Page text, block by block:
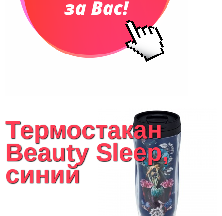
Сумки для покупок промо
Несессеры и косметички
Сумки дорожные
Текстиль для ванной комнаты
Кухонные приспособления
Кухонный текстиль
Ножи разделочные доски
Фоторамки и фотоальбомы
Термостакан
Beauty Sleep,
синий